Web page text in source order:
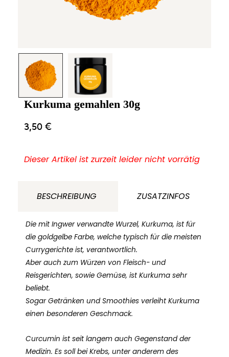
Kurkuma gemahlen 30g
3,50€
Dieser Artikel ist zurzeit leider nicht vorrätig
BESCHREIBUNG ZUSATZINFOS
Die mit Ingwer verwandte Wurzel, Kurkuma, ist für
die goldgelbe Farbe, welche typisch für die meisten
Currygerichte ist, verantwortlich.
Aber auch zum Würzen von Fleisch- und
Reisgerichten, sowie Gemüse, ist Kurkuma sehr
beliebt.
Sogar Getränken und Smoothies verleiht Kurkuma
einen besonderen Geschmack.
Curcumin ist seit langem auch Gegenstand der
Medizin. Es soll bei Krebs, unter anderem des